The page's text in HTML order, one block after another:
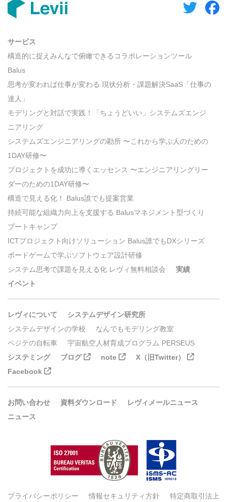
サービス
構造的に捉えみんなで俯瞰できるコラボレーションツール
Balus
思考が変われば仕事が変わる 現状分析・課題解決SaaS「仕事の
達人」
モデリングと対話で実践！「ちょうどいい」システムズエンジ
ニアリング
システムズエンジニアリングの勘所 〜これから学ぶ人のための
1DAY研修〜
プロジェクトを成功に導くエッセンス 〜エンジニアリングリー
ダーのための1DAY研修〜
構造で見える化！ Balus誰でも提案営業
持続可能な組織力向上を支援する Balusマネジメント型づくり
ブートキャンプ
ICTプロジェクト向けソリューション Balus誰でもDXシリーズ
ボードゲームで学ぶソフトウェア設計研修
システム思考で課題を見える化 レヴィ無料相談会
実績
イベント
レヴィについて
システムデザイン研究所
システムデザインの学校
なんでもモデリング教室
ペジテの自転車
宇宙航空人材育成プログラム PERSEUS
システミング
ブログ note
X（旧Twitter）
Facebook
お問い合わせ 資料ダウンロード
レヴィメールニュース
ニュース
プライバシーポリシー 情報セキュリティ方針 特定商取引法上